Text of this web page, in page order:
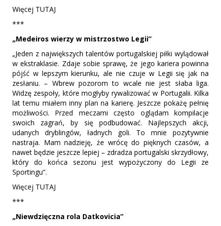
Więcej TUTAJ
***
„Medeiros wierzy w mistrzostwo Legii”
„Jeden z największych talentów portugalskiej piłki wylądował
w ekstraklasie. Zdaje sobie sprawę, że jego kariera powinna
pójść w lepszym kierunku, ale nie czuje w Legii się jak na
zesłaniu. – Wbrew pozorom to wcale nie jest słaba liga.
Widzę zespoły, które mogłyby rywalizować w Portugalii. Kilka
lat temu miałem inny plan na karierę. Jeszcze pokażę pełnię
możliwości. Przed meczami często oglądam kompilacje
swoich zagrań, by się podbudować. Najlepszych akcji,
udanych dryblingów, ładnych goli. To mnie pozytywnie
nastraja. Mam nadzieję, że wrócę do pięknych czasów, a
nawet będzie jeszcze lepiej – zdradza portugalski skrzydłowy,
który do końca sezonu jest wypożyczony do Legii ze
Sportingu”.
Więcej TUTAJ
***
„Niewdzięczna rola Datkovicia”